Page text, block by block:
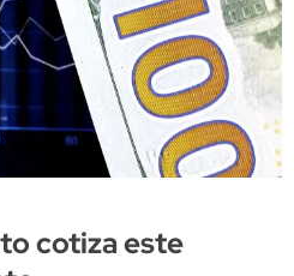
cotiza este